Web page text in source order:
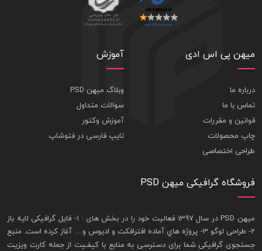
میهن پی اس ادی
درباره ما
تماس با ما
قوانین و مقررات
چاپ محصولات
طراحی اختصاصی
آموزش
وبلاگ میهن PSD
سوالات متداول
آموزش وکتور
تایپ فارسی در فتوشاپ
فروشگاه گرافیکی میهن PSD
ميهن PSD در سال 1397 فعاليت خود را در بخش های : 1-
فايل گرافيکی لايه باز
2- طراحی لوگو 3- پروژه هاي آماده افترافکت و اديوس و… آغاز کرده است. منبع
جستجوی گرافيکی شما برای دسترسی به منابع با کيفـيت از جملهکارت ويزيت